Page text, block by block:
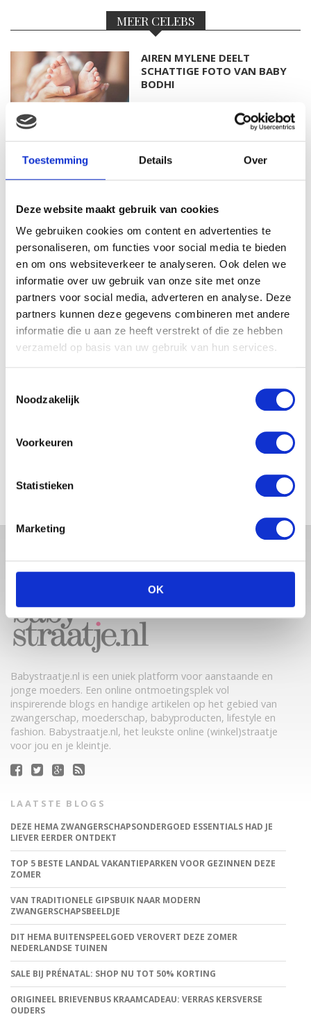
Toestemming Details Over
Deze website maakt gebruik van cookies
We gebruiken cookies om content en advertenties te
personaliseren, om functies voor social media te bieden
en om ons websiteverkeer te analyseren. Ook delen we
informatie over uw gebruik van onze site met onze
partners voor social media, adverteren en analyse. Deze
partners kunnen deze gegevens combineren met andere
informatie die u aan ze heeft verstrekt of die ze hebben
verzameld op basis van uw gebruik van hun services.
Noodzakelijk
Voorkeuren
Statistieken
Marketing
OK
MEER CELEBS
AIREN MYLENE DEELT
SCHATTIGE FOTO VAN BABY
BODHI
MET DOCHTERTJE SCOTTIE
KIM KÖTTER DEELT PRACHTIGE
MANNEN
JOSJE HUISMAN SHOWT
BABYBUIK OP IBIZA
PRACHTIGE FOTO MET BABY
Babystraatje.nl is een uniek platform voor aanstaande en
jonge moeders. Een online ontmoetingsplek vol
inspirerende blogs en handige artikelen op het gebied van
zwangerschap, moederschap, babyproducten, lifestyle en
fashion. Babystraatje.nl, het leukste online (winkel)straatje
voor jou en je kleintje.
LAATSTE BLOGS
DEZE HEMA ZWANGERSCHAPSONDERGOED ESSENTIALS HAD JE
LIEVER EERDER ONTDEKT
TOP 5 BESTE LANDAL VAKANTIEPARKEN VOOR GEZINNEN DEZE
ZOMER
VAN TRADITIONELE GIPSBUIK NAAR MODERN
ZWANGERSCHAPSBEELDJE
DIT HEMA BUITENSPEELGOED VEROVERT DEZE ZOMER
NEDERLANDSE TUINEN
SALE BIJ PRÉNATAL: SHOP NU TOT 50% KORTING
ORIGINEEL BRIEVENBUS KRAAMCADEAU: VERRAS KERSVERSE
OUDERS